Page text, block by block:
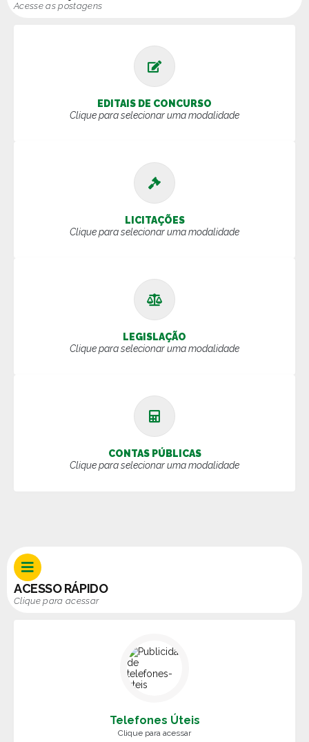
Acesse as postagens
EDITAIS DE CONCURSO
Clique para selecionar uma modalidade
LICITAÇÕES
Clique para selecionar uma modalidade
LEGISLAÇÃO
Clique para selecionar uma modalidade
CONTAS PÚBLICAS
Clique para selecionar uma modalidade
ACESSO RÁPIDO
Clique para acessar
Telefones Úteis
Clique para acessar